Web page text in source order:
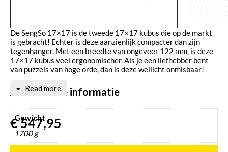
De SengSo 17×17 is de tweede 17×17 kubus die op de markt
is gebracht! Echter is deze aanzienlijk compacter dan zijn
tegenhanger. Met een breedte van ongeveer 122 mm, is deze
17×17 kubus veel ergonomischer. Als je een liefhebber bent
van puzzels van hoge orde, dan is deze wellicht onmisbaar!
Aanvullende informatie
Gewicht
1700 g
Read more
€547,95